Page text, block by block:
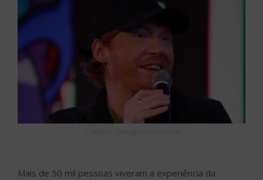
Mais de 50 mil pessoas viveram a experiência da